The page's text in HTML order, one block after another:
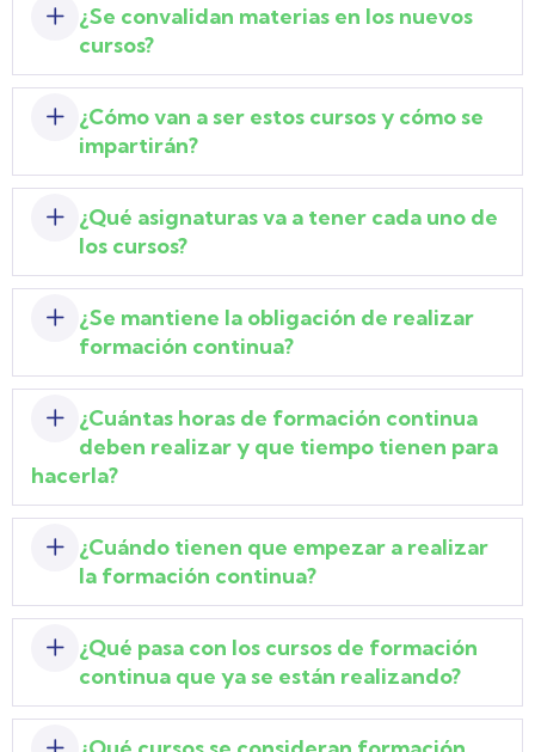
¿Se convalidan materias en los nuevos
cursos?
¿Cómo van a ser estos cursos y cómo se
impartirán?
¿Qué asignaturas va a tener cada uno de
los cursos?
¿Se mantiene la obligación de realizar
formación continua?
¿Cuántas horas de formación continua
deben realizar y que tiempo tienen para
hacerla?
¿Cuándo tienen que empezar a realizar
la formación continua?
¿Qué pasa con los cursos de formación
continua que ya se están realizando?